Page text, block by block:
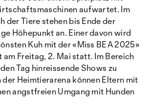
aufwartet. Im
der Tiere stehen bis Ende der
Höhepunkt an. Einer davon wird
Kuh mit der «Miss BEA 2025»
am Freitag, 2. Mai statt. Im Bereich
Tag hinreissende Shows zu
der Heimtierarena können Eltern mit
angstfreien Umgang mit Hunden